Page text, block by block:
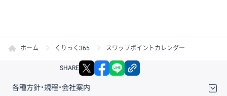
ホーム くりっく365 スワップポイントカレンダー
SHARE X facebook
各種方針・規程・会社案内